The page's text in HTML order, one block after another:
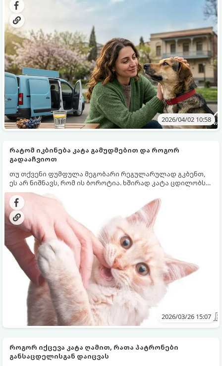
სახელმწიფოსთვის, ისე მოქალაქეებისთვის.
2026/04/02 10:58
რატომ იკბინება კატა გამუდმებით და როგორ
გადააჩვიოთ
თუ თქვენი ფუმფულა მეგობარი რეგულარულად გკბენთ,
ეს არ ნიშნავს, რომ ის ბოროტია. ხშირად კატა ცდილობს
რაღაც მნიშვნელოვანი შეგატყობინოთ. კატების ქცევას
ყოველთვის აქვს ლოგიკური მიზეზი. Centralna Vet
განმარტავს, რატომ კბენენ კატები და როგორ უნდა
ვუპასუხოთ სწორად, რომ სახლში ჰარმონია
შევინარჩუნოთ.
2026/03/26 15:07
როგორ იქცევა კატა ღამით, რათა პატრონები
განსაცდელისგან დაიცვას